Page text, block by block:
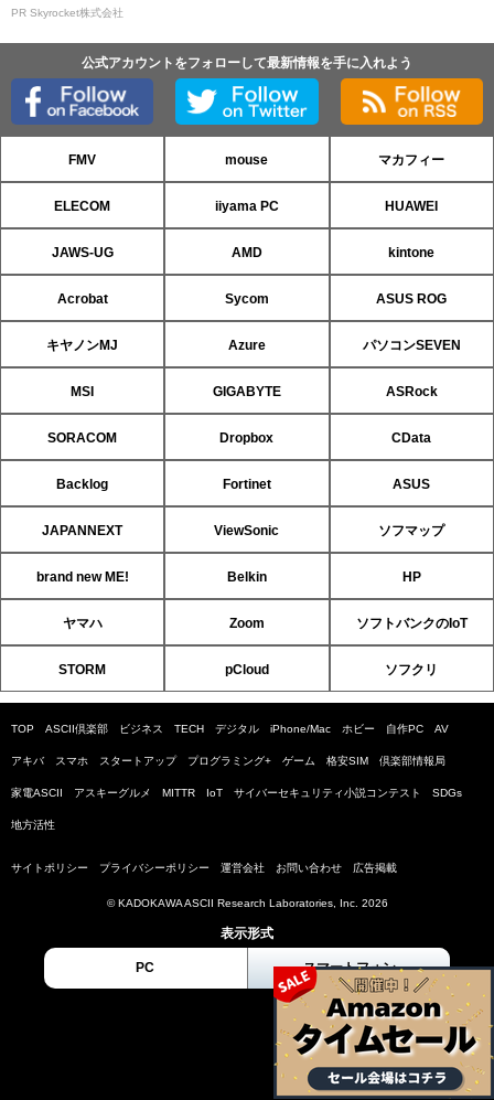
PR Skyrocket株式会社
公式アカウントをフォローして最新情報を手に入れよう
FMV mouse マカフィー
ELECOM iiyama PC HUAWEI
JAWS-UG AMD kintone
Acrobat Sycom ASUS ROG
キヤノンMJ Azure パソコンSEVEN
MSI GIGABYTE ASRock
SORACOM Dropbox CData
Backlog Fortinet ASUS
JAPANNEXT ViewSonic ソフマップ
brand new ME! Belkin HP
ヤマハ Zoom ソフトバンクのIoT
STORM pCloud ソフクリ
TOP ASCII倶楽部 ビジネス TECH デジタル iPhone/Mac ホビー 自作PC AV
アキバ スマホ スタートアップ プログラミング+ ゲーム 格安SIM 倶楽部情報局
家電ASCII アスキーグルメ MITTR IoT サイバーセキュリティ小説コンテスト SDGs
地方活性
サイトポリシー プライバシーポリシー 運営会社 お問い合わせ 広告掲載
© KADOKAWA ASCII Research Laboratories, Inc. 2026
表示形式
PC スマートフォン